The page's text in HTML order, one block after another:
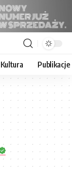
Kultura Publikacje